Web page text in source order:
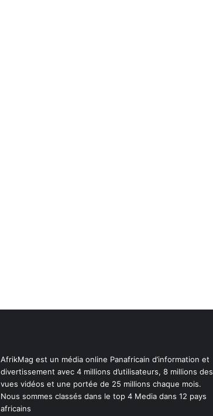
AfrikMag est un média online Panafricain d’information et
divertissement avec 4 millions d’utilisateurs, 8 millions des
vues vidéos et une portée de 25 millions chaque mois.
Nous sommes classés dans le top 4 Media dans 12 pays
africains